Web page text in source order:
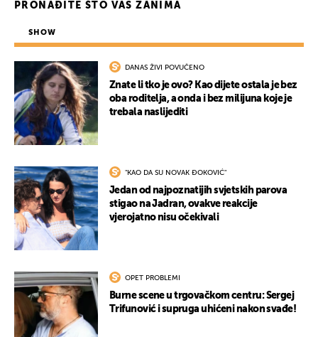
PRONAĐITE ŠTO VAS ZANIMA
SHOW
DANAS ŽIVI POVUČENO
Znate li tko je ovo? Kao dijete ostala je bez
oba roditelja, a onda i bez milijuna koje je
trebala naslijediti
"KAO DA SU NOVAK ĐOKOVIĆ"
Jedan od najpoznatijih svjetskih parova
stigao na Jadran, ovakve reakcije
vjerojatno nisu očekivali
OPET PROBLEMI
Burne scene u trgovačkom centru: Sergej
Trifunović i supruga uhićeni nakon svađe!